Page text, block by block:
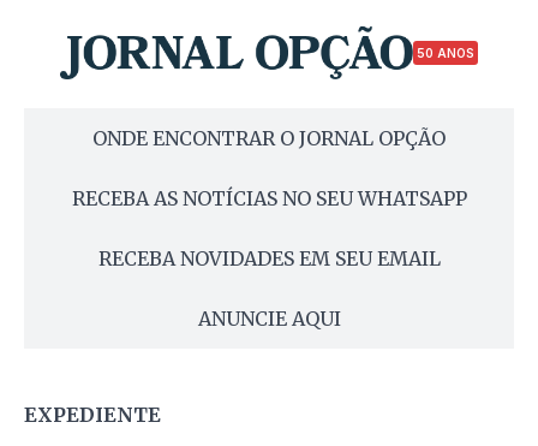
50 ANOS
ONDE ENCONTRAR O JORNAL OPÇÃO
RECEBA AS NOTÍCIAS NO SEU WHATSAPP
RECEBA NOVIDADES EM SEU EMAIL
ANUNCIE AQUI
EXPEDIENTE